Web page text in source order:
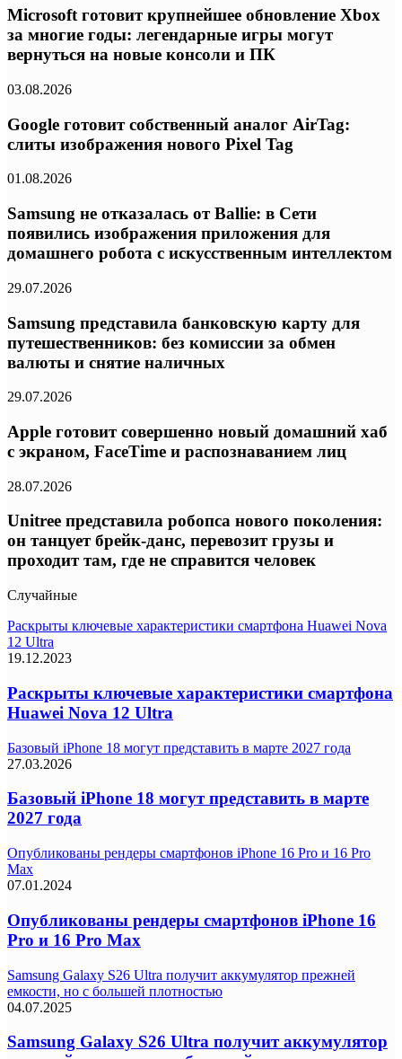
Microsoft готовит крупнейшее обновление Xbox
за многие годы: легендарные игры могут
вернуться на новые консоли и ПК
03.08.2026
Google готовит собственный аналог AirTag:
слиты изображения нового Pixel Tag
01.08.2026
Samsung не отказалась от Ballie: в Сети
появились изображения приложения для
домашнего робота с искусственным интеллектом
29.07.2026
Samsung представила банковскую карту для
путешественников: без комиссии за обмен
валюты и снятие наличных
29.07.2026
Apple готовит совершенно новый домашний хаб
с экраном, FaceTime и распознаванием лиц
28.07.2026
Unitree представила робопса нового поколения:
он танцует брейк-данс, перевозит грузы и
проходит там, где не справится человек
Случайные
Раскрыты ключевые характеристики смартфона Huawei Nova
12 Ultra
19.12.2023
Раскрыты ключевые характеристики смартфона
Huawei Nova 12 Ultra
Базовый iPhone 18 могут представить в марте 2027 года
27.03.2026
Базовый iPhone 18 могут представить в марте
2027 года
Опубликованы рендеры смартфонов iPhone 16 Pro и 16 Pro
Max
07.01.2024
Опубликованы рендеры смартфонов iPhone 16
Pro и 16 Pro Max
Samsung Galaxy S26 Ultra получит аккумулятор прежней
емкости, но с большей плотностью
04.07.2025
Samsung Galaxy S26 Ultra получит аккумулятор